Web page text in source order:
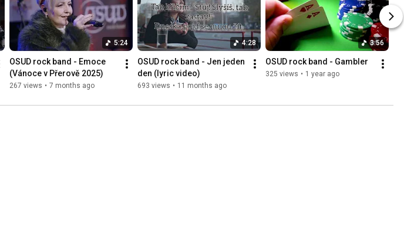
5:24
OSUD rock band - Emoce
(Vánoce v Přerově 2025)
267 views • 7 months ago
4:28
OSUD rock band - Jen jeden
den (lyric video)
693 views • 11 months ago
3:56
OSUD rock band - Gambler
325 views • 1 year ago